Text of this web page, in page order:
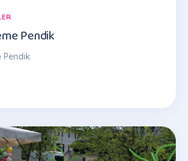
Pendik
Pendik